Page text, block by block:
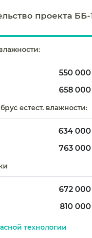
проекта ББ-
550
658
естест. влажности:
634
763
672
810
технологии